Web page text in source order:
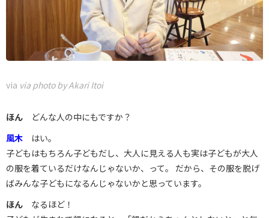
via via photo by Akari Itoi
ほん どんな人の中にもですか？
風木 はい。
子どもはもちろん子どもだし、大人に見える人も実は子どもが大人
の服を着ているだけなんじゃないか、って。 だから、その服を脱げ
ばみんな子どもになるんじゃないかと思っています。
ほん なるほど！